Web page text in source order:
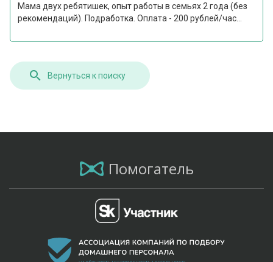
Мама двух ребятишек, опыт работы в семьях 2 года (без
рекомендаций). Подработка. Оплата - 200 рублей/час...
Вернуться к поиску
Помогатель